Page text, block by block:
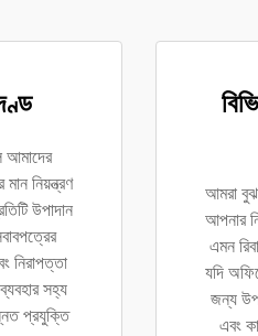
আমাদের
নিয়ন্ত্রণ
উপাদান
নিরাপত্তা
সহ্য
প্রযুক্তি
আমরা
আপনার
এমন
যদি
জন্য
এবং